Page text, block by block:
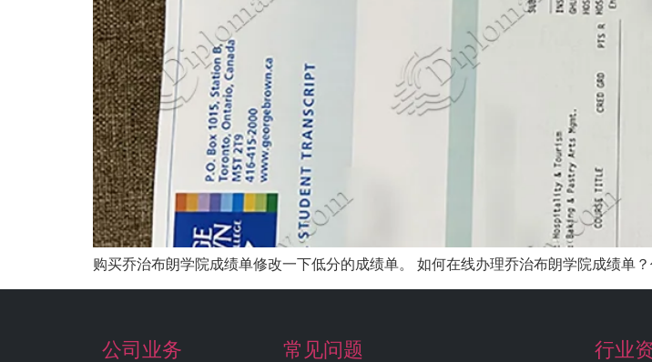
购买乔治布朗学院成绩单修改一下低分的成绩单。 如何在线办理乔治布朗学院成绩单
公司业务 常见问题 行业